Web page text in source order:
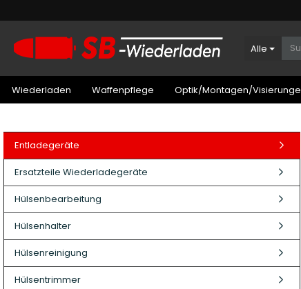
Alle
Wiederladen Waffenpflege Optik/Montagen/
Entladegeräte
Ersatzteile Wiederladegeräte
Hülsenbearbeitung
Hülsenhalter
Hülsenreinigung
Hülsentrimmer